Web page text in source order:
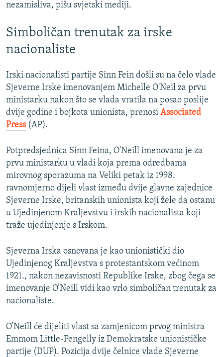
nezamisliva, pišu svjetski mediji.
Simboličan trenutak za irske
nacionaliste
Irski nacionalisti partije Sinn Fein došli su na čelo vlade
Sjeverne Irske imenovanjem Michelle O'Neil za prvu
ministarku nakon što se vlada vratila na posao poslije
dvije godine i bojkota unionista, prenosi Associated
Press(AP).
Potpredsjednica Sinn Feina, O'Neill imenovana je za
prvu ministarku u vladi koja prema odredbama
mirovnog sporazuma na Veliki petak iz 1998.
ravnomjerno dijeli vlast između dvije glavne zajednice
Sjeverne Irske, britanskih unionista koji žele da ostanu
u Ujedinjenom Kraljevstvu i irskih nacionalista koji
traže ujedinjenje s Irskom.
Sjeverna Irska osnovana je kao unionistički dio
Ujedinjenog Kraljevstva s protestantskom većinom
1921., nakon nezavisnosti Republike Irske, zbog čega se
imenovanje O’Neill vidi kao vrlo simboličan trenutak za
nacionaliste.
O’Neill će dijeliti vlast sa zamjenicom prvog ministra
Emmom Little-Pengelly iz Demokratske unionističke
partije (DUP). Pozicija dvije čelnice vlade Sjeverne